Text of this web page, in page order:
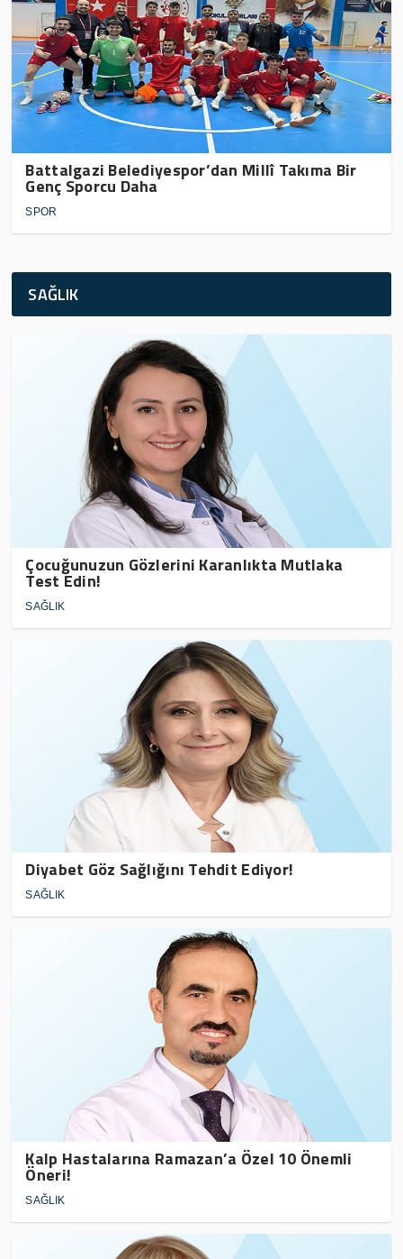
Battalgazi Belediyespor’dan Millî Takıma Bir
Genç Sporcu Daha
SPOR
SAĞLIK
Çocuğunuzun Gözlerini Karanlıkta Mutlaka
Test Edin!
SAĞLIK
Diyabet Göz Sağlığını Tehdit Ediyor!
SAĞLIK
Kalp Hastalarına Ramazan’a Özel 10 Önemli
Öneri!
SAĞLIK